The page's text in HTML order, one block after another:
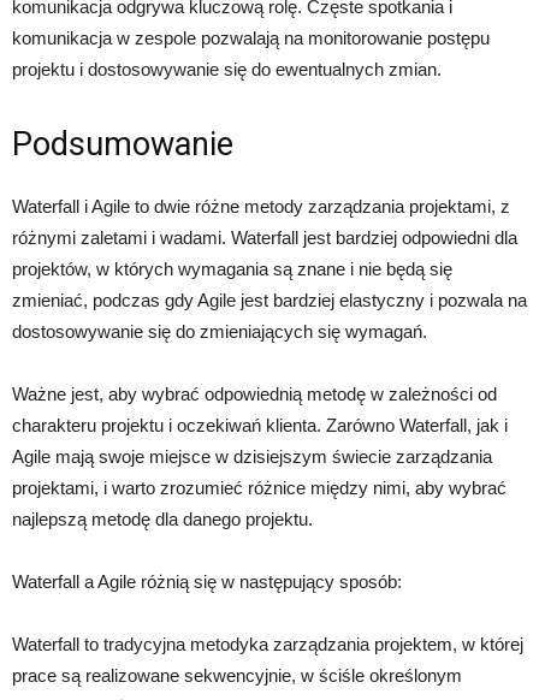
komunikacja odgrywa kluczową rolę. Częste spotkania i
komunikacja w zespole pozwalają na monitorowanie postępu
projektu i dostosowywanie się do ewentualnych zmian.
Podsumowanie
Waterfall i Agile to dwie różne metody zarządzania projektami, z
różnymi zaletami i wadami. Waterfall jest bardziej odpowiedni dla
projektów, w których wymagania są znane i nie będą się
zmieniać, podczas gdy Agile jest bardziej elastyczny i pozwala na
dostosowywanie się do zmieniających się wymagań.
Ważne jest, aby wybrać odpowiednią metodę w zależności od
charakteru projektu i oczekiwań klienta. Zarówno Waterfall, jak i
Agile mają swoje miejsce w dzisiejszym świecie zarządzania
projektami, i warto zrozumieć różnice między nimi, aby wybrać
najlepszą metodę dla danego projektu.
Waterfall a Agile różnią się w następujący sposób:
Waterfall to tradycyjna metodyka zarządzania projektem, w której
prace są realizowane sekwencyjnie, w ściśle określonym